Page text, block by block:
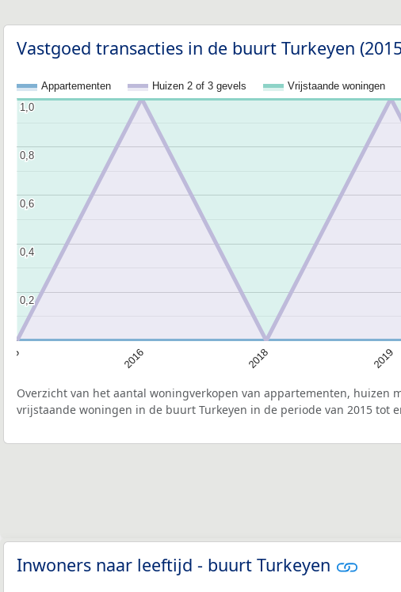
Vastgoed transacties in de buurt Turkeyen
Appartementen Huizen 2 of 3 gevels Vrijstaande woningen
2016 2018 2019
0,2
0,2
0,4
0,4
0,6
0,6
0,8
0,8
1,0
1,0
Overzicht van het aantal woningverkopen van appartementen, huizen
vrijstaande woningen in de buurt Turkeyen in de periode van 2015 tot
Inwoners naar leeftijd - buurt Turkeyen